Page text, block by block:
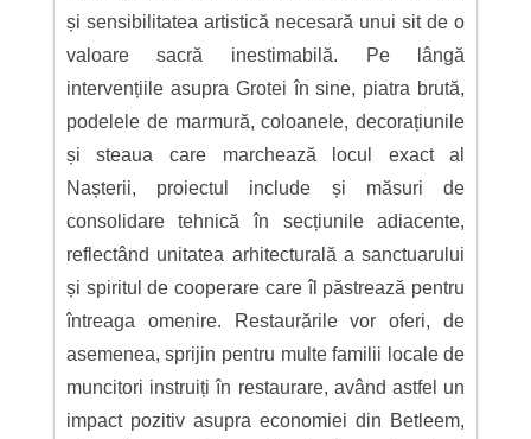
și sensibilitatea artistică necesară unui sit de o
valoare sacră inestimabilă. Pe lângă
intervențiile asupra Grotei în sine, piatra brută,
podelele de marmură, coloanele, decorațiunile
și steaua care marchează locul exact al
Nașterii, proiectul include și măsuri de
consolidare tehnică în secțiunile adiacente,
reflectând unitatea arhitecturală a sanctuarului
și spiritul de cooperare care îl păstrează pentru
întreaga omenire. Restaurările vor oferi, de
asemenea, sprijin pentru multe familii locale de
muncitori instruiți în restaurare, având astfel un
impact pozitiv asupra economiei din Betleem,